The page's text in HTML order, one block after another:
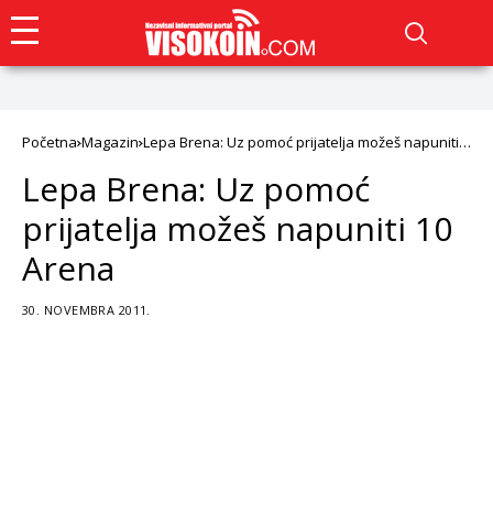
Početna Magazin Lepa Brena: Uz pomoć prijatelja možeš napuniti
Lepa Brena: Uz pomoć
prijatelja možeš napuniti 10
Arena
30. NOVEMBRA 2011.